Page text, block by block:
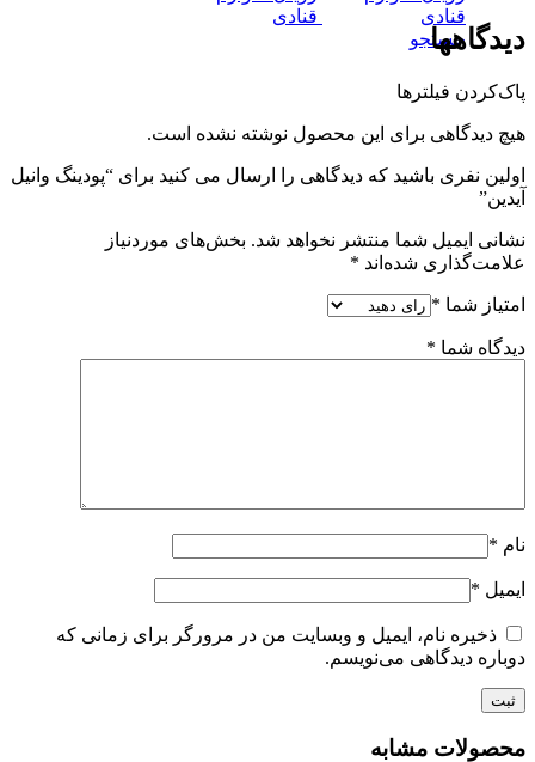
جستجو
دیدگاهها
پاک‌کردن فیلترها
هیچ دیدگاهی برای این محصول نوشته نشده است.
اولین نفری باشید که دیدگاهی را ارسال می کنید برای “پودینگ وانیل
آیدین”
نشانی ایمیل شما منتشر نخواهد شد. بخش‌های موردنیاز
علامت‌گذاری شده‌اند *
امتیاز شما *
دیدگاه شما *
نام *
ایمیل *
ذخیره نام، ایمیل و وبسایت من در مرورگر برای زمانی که
دوباره دیدگاهی می‌نویسم.
محصولات مشابه